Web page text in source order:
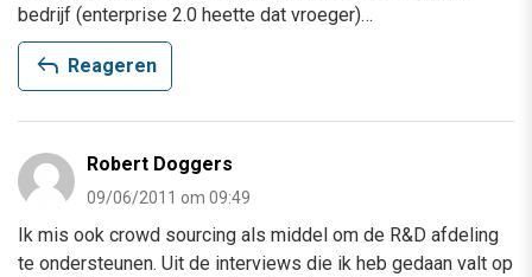
bedrijf (enterprise 2.0 heette dat vroeger)…
reply Reageren
Robert Doggers
09/06/2011 om 09:49
Ik mis ook crowd sourcing als middel om de R&D afdeling
te ondersteunen. Uit de interviews die ik heb gedaan valt op